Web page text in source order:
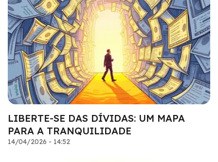
LIBERTE-SE DAS DÍVIDAS: UM MAPA
PARA A TRANQUILIDADE
14/04/2026 - 14:52